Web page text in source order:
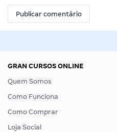
GRAN CURSOS ONLINE
Quem Somos
Como Funciona
Como Comprar
Loja Social